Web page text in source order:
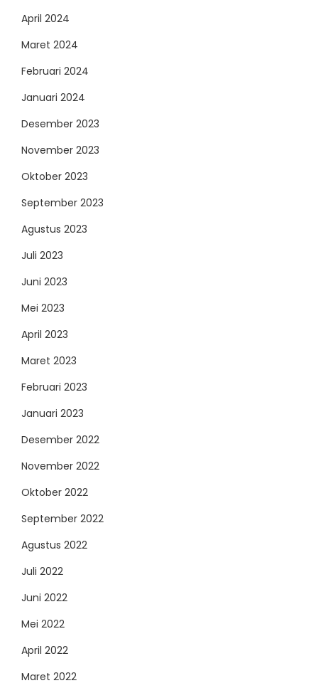
April 2024
Maret 2024
Februari 2024
Januari 2024
Desember 2023
November 2023
Oktober 2023
September 2023
Agustus 2023
Juli 2023
Juni 2023
Mei 2023
April 2023
Maret 2023
Februari 2023
Januari 2023
Desember 2022
November 2022
Oktober 2022
September 2022
Agustus 2022
Juli 2022
Juni 2022
Mei 2022
April 2022
Maret 2022